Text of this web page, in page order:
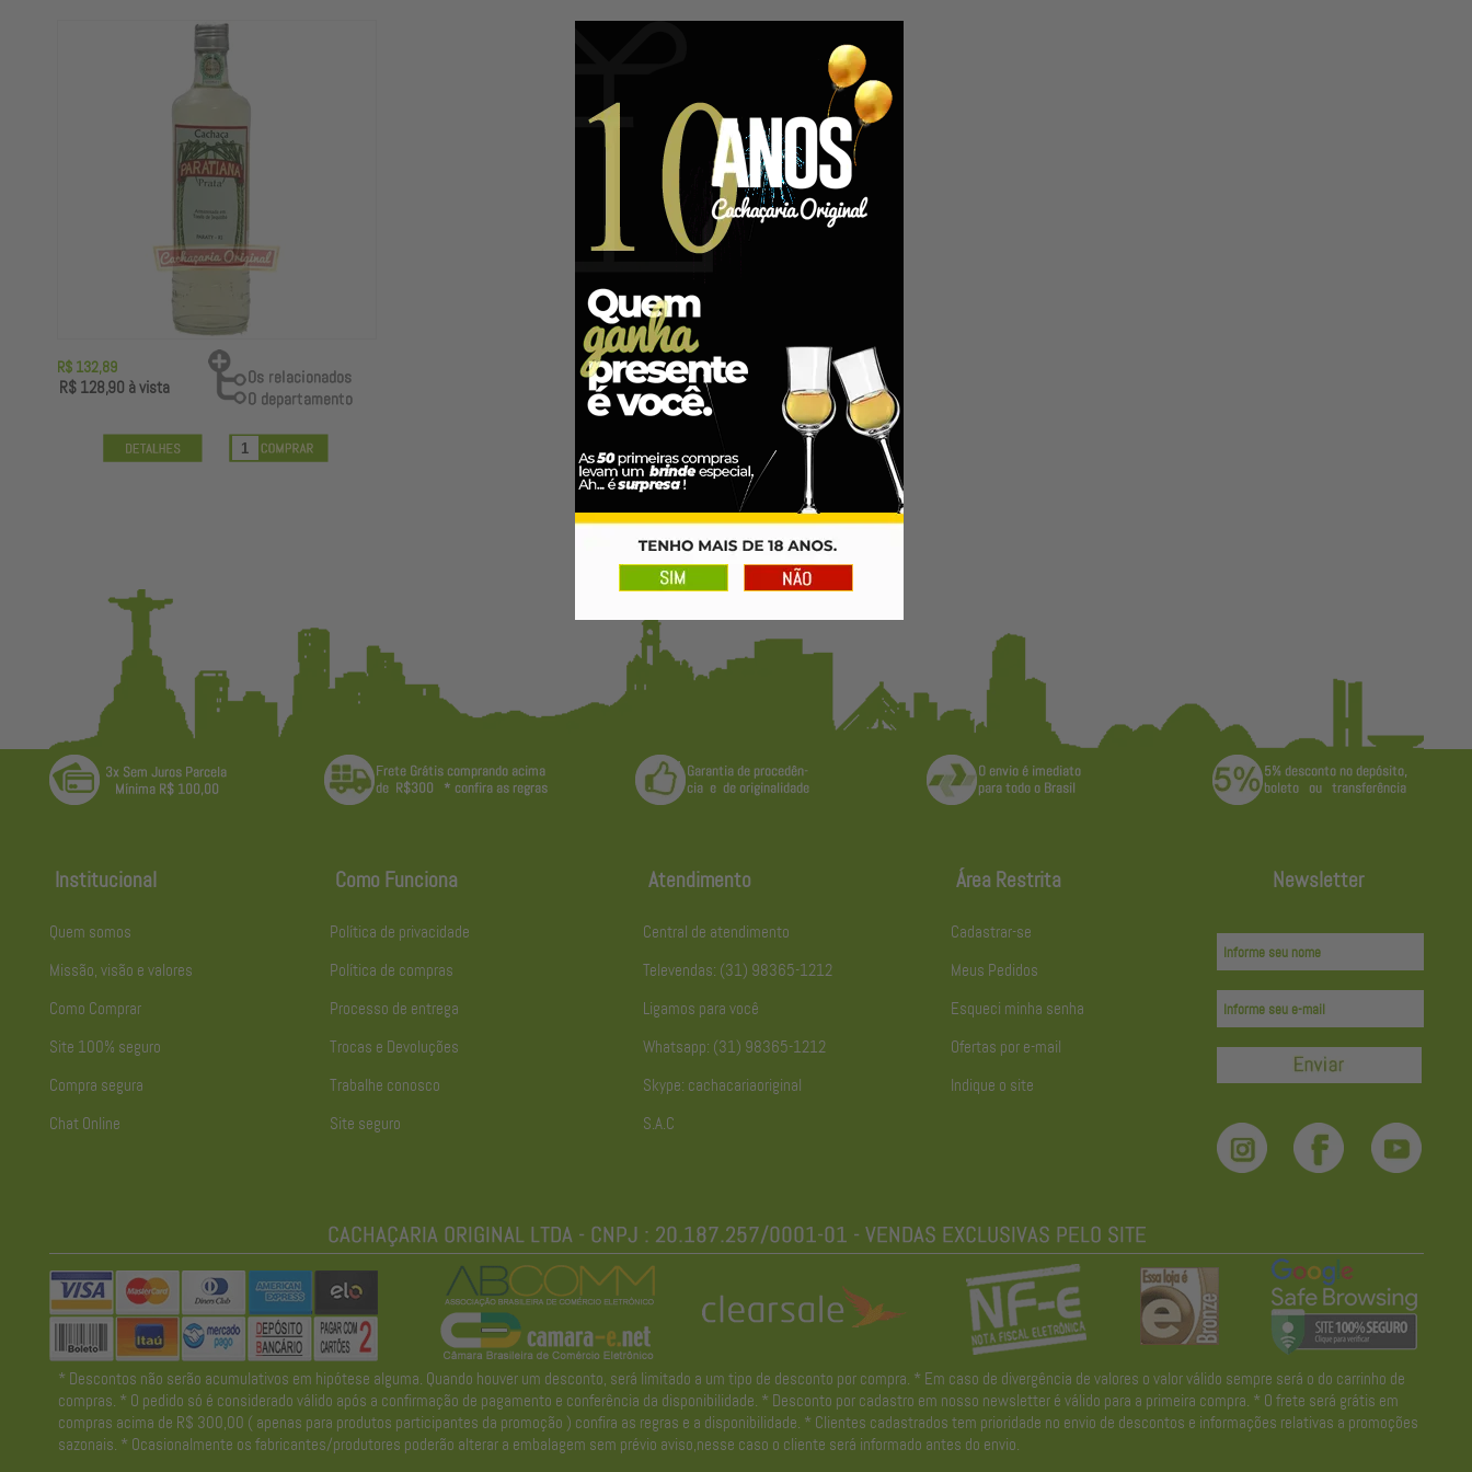
R$ 132,89
R$ 128,90 à vista
Institucional
Quem somos
Missão, visão e valores
Como Comprar
Site 100% seguro
Compra segura
Chat Online
Como Funciona
Política de privacidade
Política de compras
Processo de entrega
Trocas e Devoluções
Trabalhe conosco
Site seguro
Atendimento
Central de atendimento
Televendas: (31) 98365-1212
Ligamos para você
Whatsapp: (31) 98365-1212
Skype: cachacariaoriginal
S.A.C
Área Restrita
Cadastrar-se
Meus Pedidos
Esqueci minha senha
Ofertas por e-mail
Indique o site
Newsletter
* Descontos não serão acumulativos em hipótese alguma. Quando houver um desconto, será limitado a um tipo de desconto por compra. * Em caso de divergência de valores o valor válido sempre será o do carrinho de
compras. * O pedido só é considerado válido após a confirmação de pagamento e conferência da disponibilidade. * Desconto por cadastro em nosso newsletter é válido para a primeira compra. * O frete será grátis em
compras acima de R$ 300,00 ( apenas para produtos participantes da promoção ) confira as regras e a disponibilidade. * Clientes cadastrados tem prioridade no envio de descontos e informações relativas a promoções
sazonais. * Ocasionalmente os fabricantes/produtores poderão alterar a embalagem sem prévio aviso,nesse caso o cliente será informado antes do envio.